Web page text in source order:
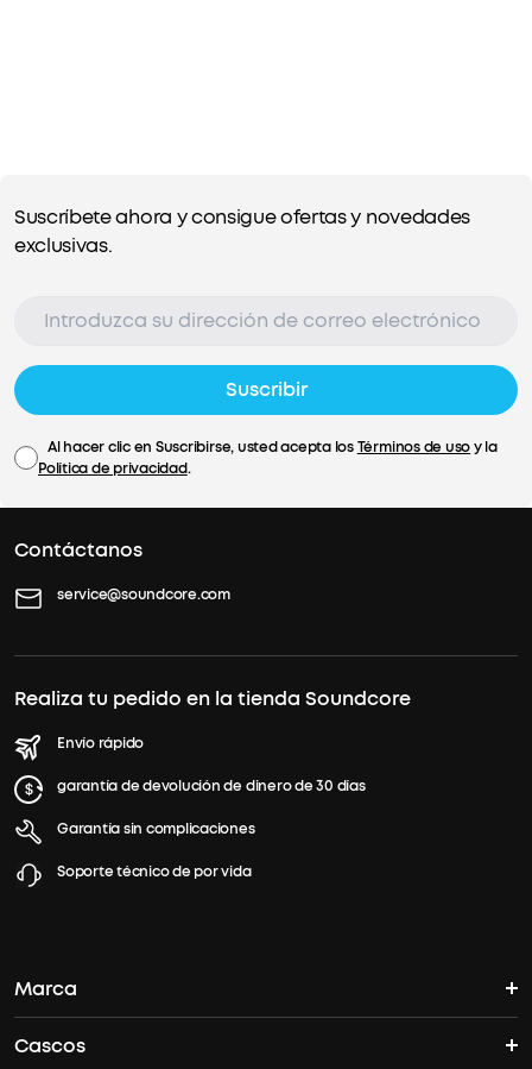
Suscríbete ahora y consigue ofertas y novedades
exclusivas.
Suscribir
Al hacer clic en Suscribirse, usted acepta losTérminos de usoy la
Política de privacidad.
Contáctanos
service@soundcore.com
Realiza tu pedido en la tienda Soundcore
Envío rápido
garantía de devolución de dinero de 30 días
Garantía sin complicaciones
Soporte técnico de por vida
Marca
La historia del soundcore
Cascos